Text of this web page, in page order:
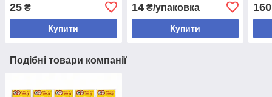
25 ₴
Купити
14₴/упаковка
Купити
160
Подібні товари компанії